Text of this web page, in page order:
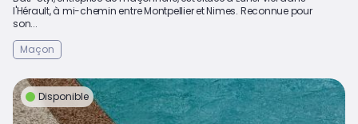
l'Hérault, à mi-chemin entre Montpellier et Nimes. Reconnue pour
son...
Maçon
Disponible